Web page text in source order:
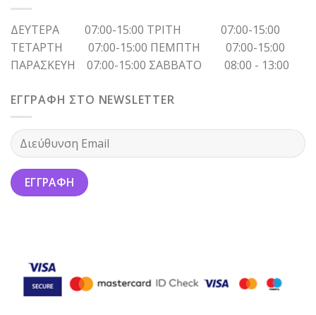
ΔΕΥΤΕΡΑ 07:00-15:00 ΤΡΙΤΗ 07:00-15:00
ΤΕΤΑΡΤΗ 07:00-15:00 ΠΕΜΠΤΗ 07:00-15:00
ΠΑΡΑΣΚΕΥΗ 07:00-15:00 ΣΑΒΒΑΤΟ 08:00 - 13:00
ΕΓΓΡΑΦΗ ΣΤΟ NEWSLETTER